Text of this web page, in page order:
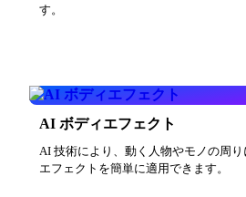
す。
AI ボディエフェクト
AI 技術により、動く人物やモノの周
エフェクトを簡単に適用できます。